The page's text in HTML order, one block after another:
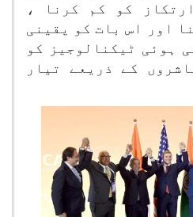
کو کم کرنا ،
اور اس بات کو یقینی
ہوئی ٹیکنالوجیز کو
کے ذریعے تیار